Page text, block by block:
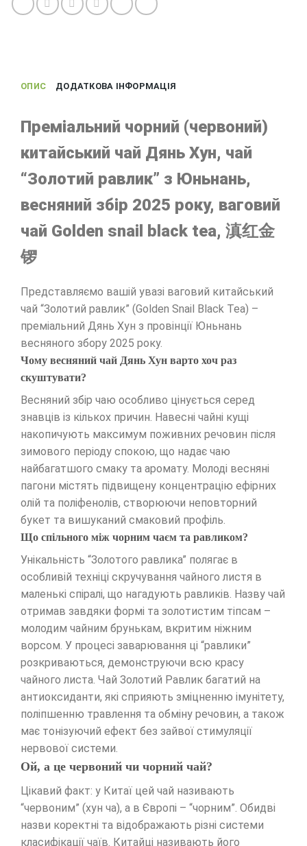
китайський
кількість
ОПИС ДОДАТКОВА ІНФОРМАЦІЯ
Преміальний чорний (червоний)
китайський чай Дянь Хун, чай
“Золотий равлик” з Юньнань,
весняний збір 2025 року, ваговий
чай Golden snail black tea, 滇红金
锣
Представляємо вашій увазі ваговий китайський
чай “Золотий равлик” (Golden Snail Black Tea) –
преміальний Дянь Хун з провінції Юньнань
весняного збору 2025 року.
Чому весняний чай Дянь Хун варто хоч раз
скуштувати?
Весняний збір чаю особливо цінується серед
знавців із кількох причин. Навесні чайні кущі
накопичують максимум поживних речовин після
зимового періоду спокою, що надає чаю
найбагатшого смаку та аромату. Молоді весняні
пагони містять підвищену концентрацію ефірних
олій та поліфенолів, створюючи неповторний
букет та вишуканий смаковий профіль.
Що спільного між чорним чаєм та равликом?
Унікальність “Золотого равлика” полягає в
особливій техніці скручування чайного листя в
маленькі спіралі, що нагадують равликів. Назву чай
отримав завдяки формі та золотистим тіпсам –
молодим чайним брунькам, вкритим ніжним
ворсом. У процесі заварювання ці “равлики”
розкриваються, демонструючи всю красу
чайного листа. Чай Золотий Равлик багатий на
антиоксиданти, які сприяють зміцненню імунітету,
поліпшенню травлення та обміну речовин, а також
має тонізуючий ефект без зайвої стимуляції
нервової системи.
Ой, а це червоний чи чорний чай?
Цікавий факт: у Китаї цей чай називають
“червоним” (хун ча), а в Європі – “чорним”. Обидві
назви коректні та відображають різні системи
класифікації чаїв. Китайці називають його